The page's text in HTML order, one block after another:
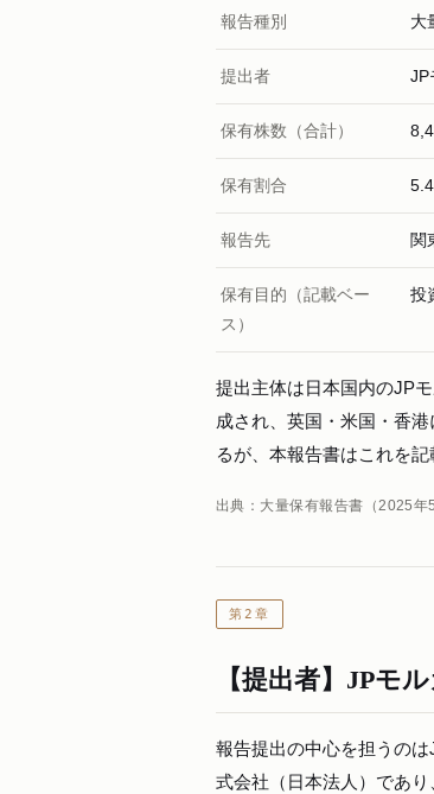
報告種別 大
提出者 JP
保有株数（合計）
保有割合
報告先 関
保有目的（記載ベー
ス）
投
提出主体は日本国内のJP
成され、英国・米国・香
るが、本報告書はこれを
出典：大量保有報告書（2025年
第2章
【提出者】JPモ
報告提出の中心を担うの
式会社（日本法人）であ